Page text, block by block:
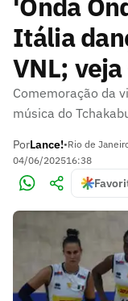
Itália
VNL;
Comemoração da
música do
PorLance!•Rio de
04/06/202516:38